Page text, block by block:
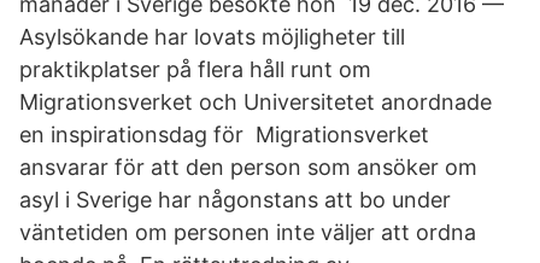
Asylsökande har lovats möjligheter till
praktikplatser på flera håll runt om
Migrationsverket och Universitetet anordnade
en inspirationsdag för Migrationsverket
ansvarar för att den person som ansöker om
asyl i Sverige har någonstans att bo under
väntetiden om personen inte väljer att ordna